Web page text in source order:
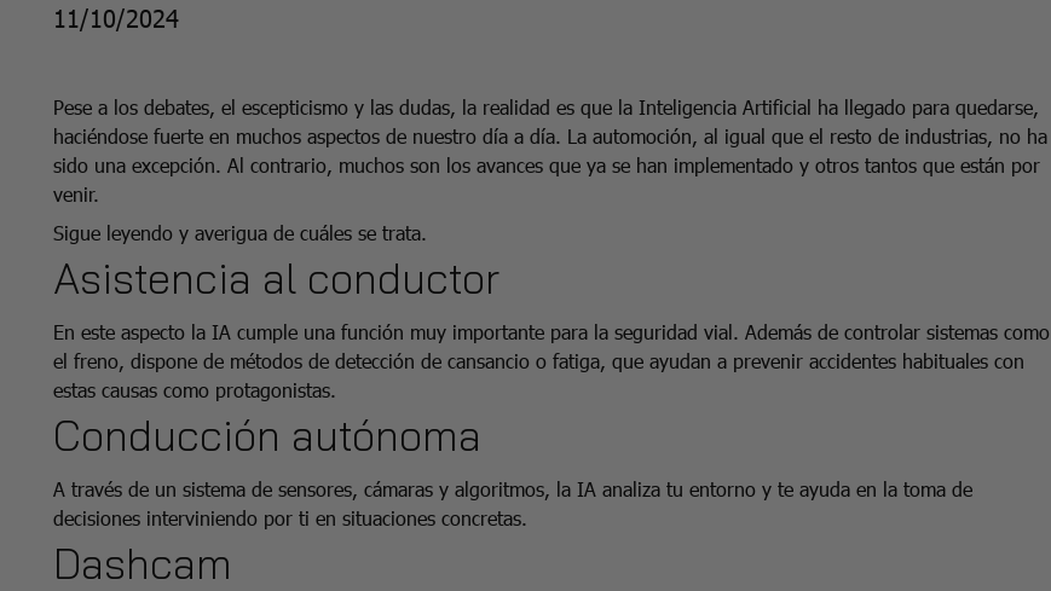
11/10/2024
Pese a los debates, el escepticismo y las dudas, la realidad es que la Inteligencia Artificial ha llegado para quedarse,
haciéndose fuerte en muchos aspectos de nuestro día a día. La automoción, al igual que el resto de industrias, no ha
sido una excepción. Al contrario, muchos son los avances que ya se han implementado y otros tantos que están por
venir.
Sigue leyendo y averigua de cuáles se trata.
Asistencia al conductor
En este aspecto la IA cumple una función muy importante para la seguridad vial. Además de controlar sistemas como
el freno, dispone de métodos de detección de cansancio o fatiga, que ayudan a prevenir accidentes habituales con
estas causas como protagonistas.
Conducción autónoma
A través de un sistema de sensores, cámaras y algoritmos, la IA analiza tu entorno y te ayuda en la toma de
decisiones interviniendo por ti en situaciones concretas.
Dashcam